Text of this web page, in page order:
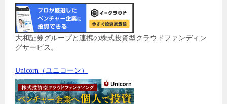
大和証券グループと連携の株式投資型クラウドファンディン
グサービス。
Unicorn（ユニコーン）